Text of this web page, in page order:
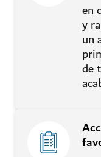
en
y
un
de